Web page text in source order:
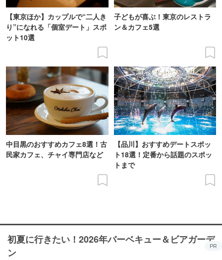
【東京ほか】カップルで“二人き
り”になれる「個室デート」スポ
ット10選
子どもが喜ぶ！東京のレストラ
ン＆カフェ5選
中目黒のおすすめカフェ8選！古
民家カフェ、チャイ専門店など
【品川】おすすめデートスポッ
ト18選！定番から話題のスポッ
トまで
初夏に行きたい！2026年バーベキュー＆ビアガーデ
ン
PR